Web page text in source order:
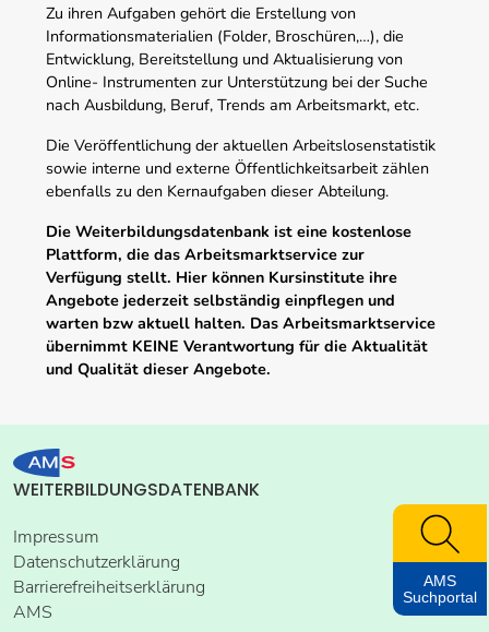
Zu ihren Aufgaben gehört die Erstellung von
Informationsmaterialien (Folder, Broschüren,…), die
Entwicklung, Bereitstellung und Aktualisierung von
Online- Instrumenten zur Unterstützung bei der Suche
nach Ausbildung, Beruf, Trends am Arbeitsmarkt, etc.
Die Veröffentlichung der aktuellen Arbeitslosenstatistik
sowie interne und externe Öffentlichkeitsarbeit zählen
ebenfalls zu den Kernaufgaben dieser Abteilung.
Die Weiterbildungsdatenbank ist eine kostenlose
Plattform, die das Arbeitsmarktservice zur
Verfügung stellt. Hier können Kursinstitute ihre
Angebote jederzeit selbständig einpflegen und
warten bzw aktuell halten. Das Arbeitsmarktservice
übernimmt KEINE Verantwortung für die Aktualität
und Qualität dieser Angebote.
WEITERBILDUNGSDATENBANK
Impressum
Datenschutzerklärung
Barrierefreiheitserklärung
AMS
AMS
Suchportal